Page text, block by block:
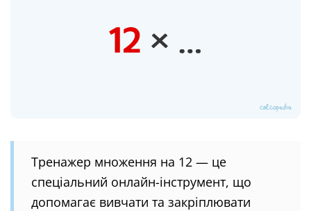
Тренажер множення на 12 — це
спеціальний онлайн-інструмент, що
допомагає вивчати та закріплювати